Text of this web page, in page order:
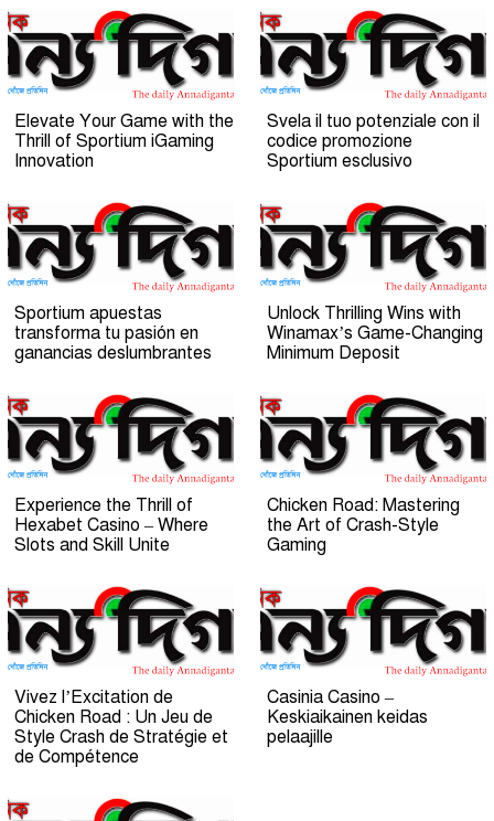
Elevate Your Game with the
Thrill of Sportium iGaming
Innovation
Svela il tuo potenziale con il
codice promozione
Sportium esclusivo
Sportium apuestas
transforma tu pasión en
ganancias deslumbrantes
Unlock Thrilling Wins with
Winamax’s Game-Changing
Minimum Deposit
Experience the Thrill of
Hexabet Casino – Where
Slots and Skill Unite
Chicken Road: Mastering
the Art of Crash-Style
Gaming
Vivez l’Excitation de
Chicken Road : Un Jeu de
Style Crash de Stratégie et
de Compétence
Casinia Casino –
Keskiaikainen keidas
pelaajille